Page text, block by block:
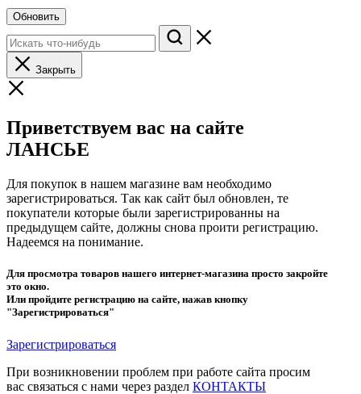
Обновить
Закрыть
Приветствуем вас на сайте
ЛАНСЬЕ
Для покупок в нашем магазине вам необходимо
зарегистрироваться. Так как сайт был обновлен, те
покупатели которые были зарегистрированны на
предыдущем сайте, должны снова проити регистрацию.
Надеемся на понимание.
Для просмотра товаров нашего интернет-магазина просто закройте
это окно.
Или пройдите регистрацию на сайте, нажав кнопку
"Зарегистрироваться"
Зарегистрироваться
При возникновении проблем при работе сайта просим
вас связаться с нами через раздел КОНТАКТЫ